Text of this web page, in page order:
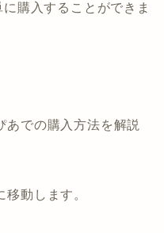
購入することができま
あでの購入方法を解説
移動します。